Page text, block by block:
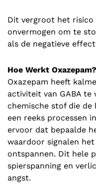
Dit vergroot het
onvermogen om te
als de negatieve
Hoe Werkt Oxazepam?
Oxazepam heeft
activiteit van GABA
chemische stof die
een reeks processen
ervoor dat bepaalde
waardoor signalen
ontspannen. Dit hele
spierspanning en
angst.